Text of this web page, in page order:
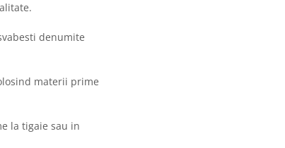
denumite
materii prime
la tigaie sau in